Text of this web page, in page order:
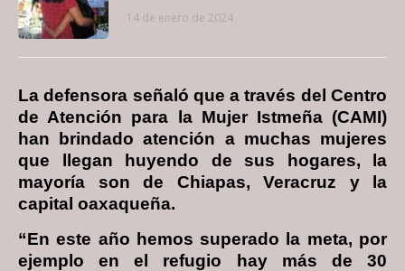
14 de enero de 2024
La defensora señaló que a través del Centro
de Atención para la Mujer Istmeña (CAMI)
han brindado atención a muchas mujeres
que llegan huyendo de sus hogares, la
mayoría son de Chiapas, Veracruz y la
capital oaxaqueña.
“En este año hemos superado la meta, por
ejemplo en el refugio hay más de 30